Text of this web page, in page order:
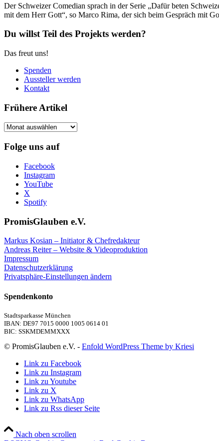
Der Schweizer Comedian sprach in der Serie „Dafür beten
mit dem Herr Gott“, so Marco Rima, der sich beim Gespräch mit
Du willst Teil des Projekts werden?
Das freut uns!
Spenden
Aussteller werden
Kontakt
Frühere Artikel
Frühere
Folge uns auf
Facebook
Instagram
YouTube
X
Spotify
PromisGlauben e.V.
Markus Kosian – Initiator & Chefredakteur
Andreas Reiter – Website & Videoproduktion
Impressum
Datenschutzerklärung
Privatsphäre-Einstellungen ändern
Spendenkonto
Stadtsparkasse München
IBAN: DE97 7015 0000 1005 0614 01
BIC: SSKMDEMMXXX
© PromisGlauben e.V. - Enfold WordPress Theme by Kriesi
Link zu Facebook
Link zu Instagram
Link zu Youtube
Link zu X
Link zu WhatsApp
Link zu Rss dieser Seite
Nach oben scrollen